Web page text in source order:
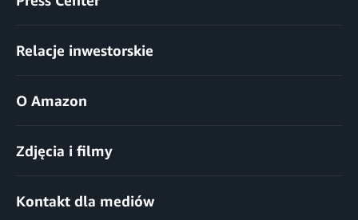
Relacje inwestorskie
O Amazon
Zdjęcia i filmy
Kontakt dla mediów